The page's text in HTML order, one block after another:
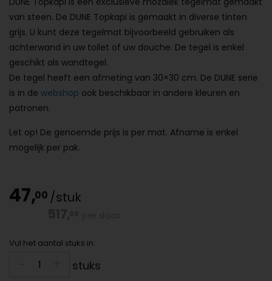
van steen. De DUNE Topkapi is gemaakt in diverse tinten
grijs. U kunt deze tegelmat bijvoorbeeld gebruiken als
achterwand in uw toilet of uw douche. De tegel is enkel
geschikt als wandtegel.
De tegel heeft een afmeting van 30×30 cm. De DUNE serie
is in de webshop ook beschikbaar in andere kleuren en
patronen.
Let op! De genoemde prijs is per mat. Afname is enkel
mogelijk per pak.
47,00 /stuk
Vul het aantal stuks in.
stuks